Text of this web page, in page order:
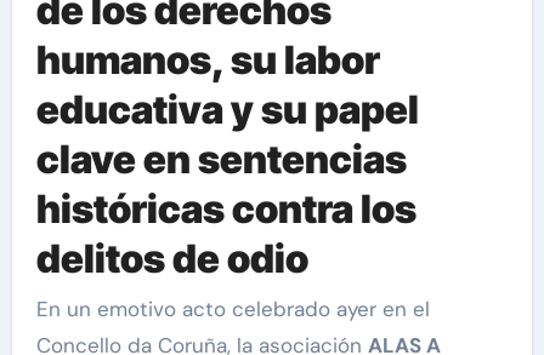
de los derechos
humanos, su labor
educativa y su papel
clave en sentencias
históricas contra los
delitos de odio
En un emotivo acto celebrado ayer en el
Concello da Coruña, la asociación ALAS A